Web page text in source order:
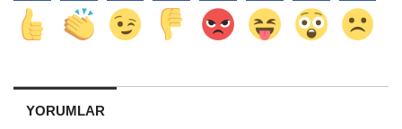
YORUMLAR